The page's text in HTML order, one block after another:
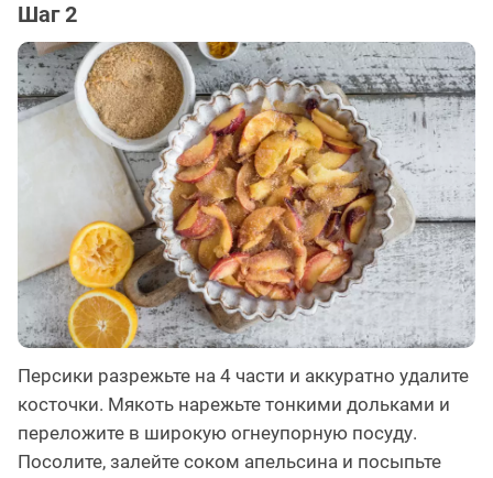
Шаг 2
Персики разрежьте на 4 части и аккуратно удалите
косточки. Мякоть нарежьте тонкими дольками и
переложите в широкую огнеупорную посуду.
Посолите, залейте соком апельсина и посыпьте